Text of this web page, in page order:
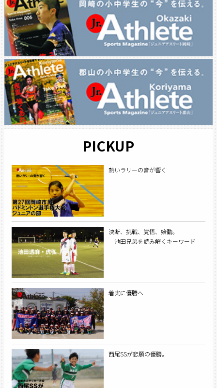
PICKUP
熱いラリーの音が響く
決断、挑戦、覚悟、始動。
池田兄弟を読み解くキーワード
着実に優勝へ
西尾SSが悲願の優勝。